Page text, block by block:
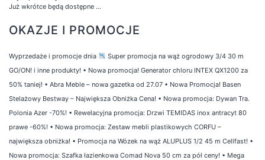
Już wkrótce będą dostępne ...
OKAZJE I PROMOCJE
Wyprzedaże i promocje dnia
Super promocja na wąż ogrodowy 3/4 30 m
GO/ON! i inne produkty! • Nowa promocja! Generator chloru INTEX QX1200 za
50% taniej! • Abra Meble – nowa gazetka od 27.07 • Nowa Promocja! Basen
Stelażowy Bestway – Największa Obniżka Cena! • Nowa promocja: Dywan Tra.
Polonia Azer -70%! • Rewelacyjna promocja: Drzwi TEMIDAS inox antracyt 80
prawe -60%! • Nowa promocja: Zestaw mebli plastikowych CORFU –
największa obniżka! • Promocja na Wózek na wąż ALUPLUS 1/2 45 m Cellfast! •
Nowa promocja: Szafka łazienkowa Comad Nova 50 cm za pół ceny! • Mega